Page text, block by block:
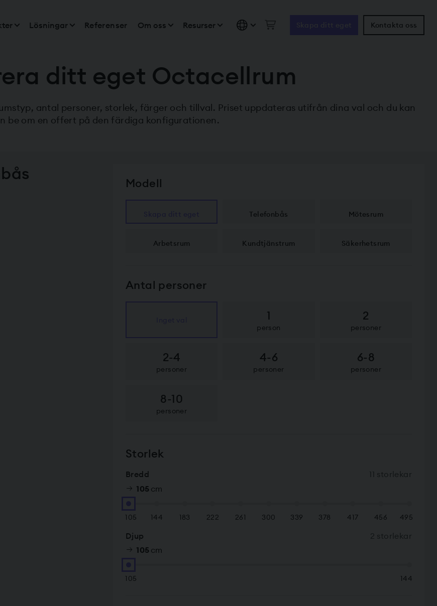
Lösningar Referenser Om oss Resurser Kontakta oss
ditt eget Octacellrum
antal personer, storlek, färger och tillval. Priset uppdateras utifrån dina val och du kan
be om en offert på den färdiga konfigurationen.
Modell
Telefonbås Mötesrum
Arbetsrum Kundtjänstrum Säkerhetsrum
Antal personer
1
person
2
personer
2-4
personer
4-6
personer
6-8
personer
8-10
personer
Storlek
Bredd
11 storlekar
105 cm
105 144 183 222 261 300 339 378 417 456 495
Djup
2 storlekar
105 cm
105 144